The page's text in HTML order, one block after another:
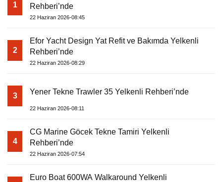
1
Rehberi’nde
22 Haziran 2026-08:45
2
Efor Yacht Design Yat Refit ve Bakımda Yelkenli
Rehberi’nde
22 Haziran 2026-08:29
3 Yener Tekne Trawler 35 Yelkenli Rehberi’nde
22 Haziran 2026-08:11
4
CG Marine Göcek Tekne Tamiri Yelkenli
Rehberi’nde
22 Haziran 2026-07:54
Euro Boat 600WA Walkaround Yelkenli